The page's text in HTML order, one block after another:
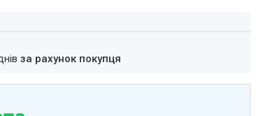
за рахунок покупця